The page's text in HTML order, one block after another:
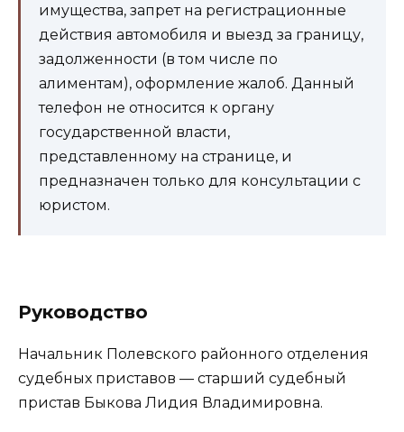
имущества, запрет на регистрационные
действия автомобиля и выезд за границу,
задолженности (в том числе по
алиментам), оформление жалоб. Данный
телефон не относится к органу
государственной власти,
представленному на странице, и
предназначен только для консультации с
юристом.
Руководство
Начальник Полевского районного отделения
судебных приставов — старший судебный
пристав Быкова Лидия Владимировна.